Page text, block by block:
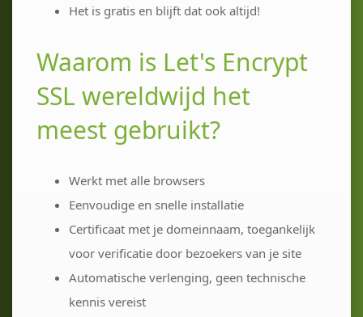
Het is gratis en blijft dat ook altijd!
Waarom is Let's Encrypt
SSL wereldwijd het
meest gebruikt?
Werkt met alle browsers
Eenvoudige en snelle installatie
Certificaat met je domeinnaam, toegankelijk
voor verificatie door bezoekers van je site
Automatische verlenging, geen technische
kennis vereist